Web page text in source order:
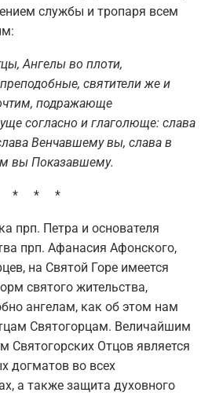
службы и тропаря всем
Ангелы во плоти,
святители же и
подражающе
согласно и глаголюще: слава
Венчавшему вы, слава в
вы Показавшему.
* * *
прп. Петра и основателя
прп. Афанасия Афонского,
на Святой Горе имеется
святого жительства,
ангелам, как об этом нам
Святогорцам. Величайшим
Святогорских Отцов является
догматов во всех
а также защита духовного